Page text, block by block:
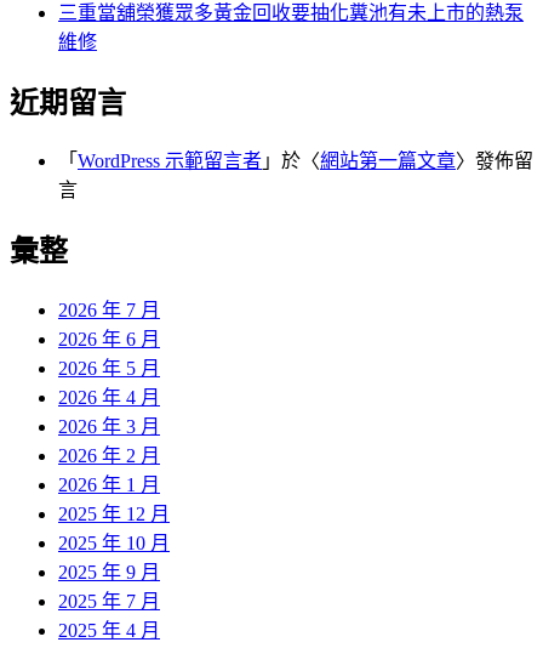
三重當舖榮獲眾多黃金回收要抽化糞池有未上市的熱泵
維修
近期留言
「 WordPress 示範留言者 」於〈網站第一篇文章〉發佈留
言
彙整
2026 年 7 月
2026 年 6 月
2026 年 5 月
2026 年 4 月
2026 年 3 月
2026 年 2 月
2026 年 1 月
2025 年 12 月
2025 年 10 月
2025 年 9 月
2025 年 7 月
2025 年 4 月